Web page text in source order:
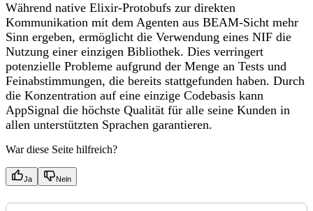
Während native Elixir-Protobufs zur direkten
Kommunikation mit dem Agenten aus BEAM-Sicht mehr
Sinn ergeben, ermöglicht die Verwendung eines NIF die
Nutzung einer einzigen Bibliothek. Dies verringert
potenzielle Probleme aufgrund der Menge an Tests und
Feinabstimmungen, die bereits stattgefunden haben. Durch
die Konzentration auf eine einzige Codebasis kann
AppSignal die höchste Qualität für alle seine Kunden in
allen unterstützten Sprachen garantieren.
War diese Seite hilfreich?
Ja Nein